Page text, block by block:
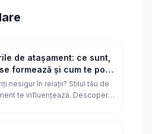
de atașament: ce sunt,
formează și cum te pot
să construiești relații
nesigur în relații? Stilul tău de
te influențează. Descoperă